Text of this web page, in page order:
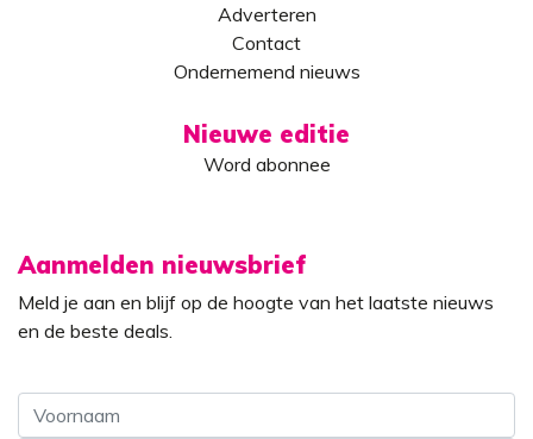
Adverteren
Contact
Ondernemend nieuws
Nieuwe editie
Word abonnee
Aanmelden nieuwsbrief
Meld je aan en blijf op de hoogte van het laatste nieuws
en de beste deals.